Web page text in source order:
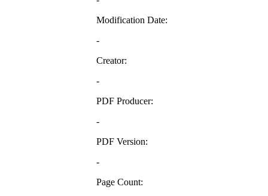
Modification Date:
-
Creator:
-
PDF Producer:
-
PDF Version:
-
Page Count: